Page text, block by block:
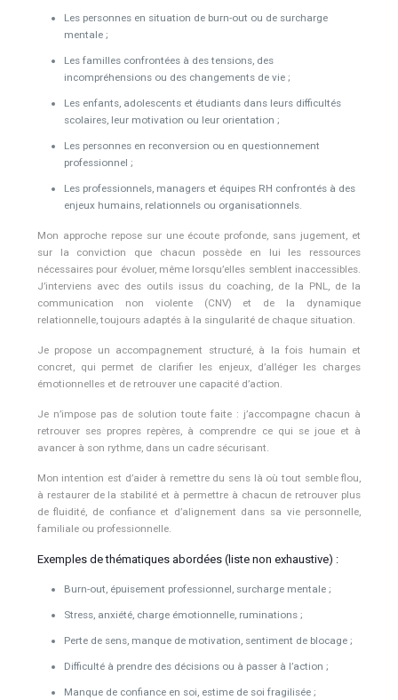
Les personnes en situation de burn-out ou de surcharge
mentale ;
Les familles confrontées à des tensions, des
incompréhensions ou des changements de vie ;
Les enfants, adolescents et étudiants dans leurs difficultés
scolaires, leur motivation ou leur orientation ;
Les personnes en reconversion ou en questionnement
professionnel ;
Les professionnels, managers et équipes RH confrontés à des
enjeux humains, relationnels ou organisationnels.
Mon approche repose sur une écoute profonde, sans jugement, et
sur la conviction que chacun possède en lui les ressources
nécessaires pour évoluer, même lorsqu’elles semblent inaccessibles.
J’interviens avec des outils issus du coaching, de la PNL, de la
communication non violente (CNV) et de la dynamique
relationnelle, toujours adaptés à la singularité de chaque situation.
Je propose un accompagnement structuré, à la fois humain et
concret, qui permet de clarifier les enjeux, d’alléger les charges
émotionnelles et de retrouver une capacité d’action.
Je n’impose pas de solution toute faite : j’accompagne chacun à
retrouver ses propres repères, à comprendre ce qui se joue et à
avancer à son rythme, dans un cadre sécurisant.
Mon intention est d’aider à remettre du sens là où tout semble flou,
à restaurer de la stabilité et à permettre à chacun de retrouver plus
de fluidité, de confiance et d’alignement dans sa vie personnelle,
familiale ou professionnelle.
Exemples de thématiques abordées (liste non exhaustive) :
Burn-out, épuisement professionnel, surcharge mentale ;
Stress, anxiété, charge émotionnelle, ruminations ;
Perte de sens, manque de motivation, sentiment de blocage ;
Difficulté à prendre des décisions ou à passer à l’action ;
Manque de confiance en soi, estime de soi fragilisée ;